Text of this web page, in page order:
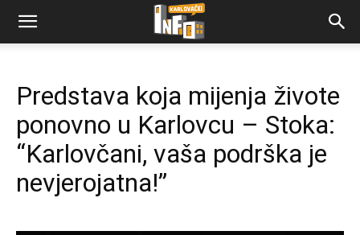
Predstava koja mijenja živote
ponovno u Karlovcu – Stoka:
“Karlovčani, vaša podrška je
nevjerojatna!”